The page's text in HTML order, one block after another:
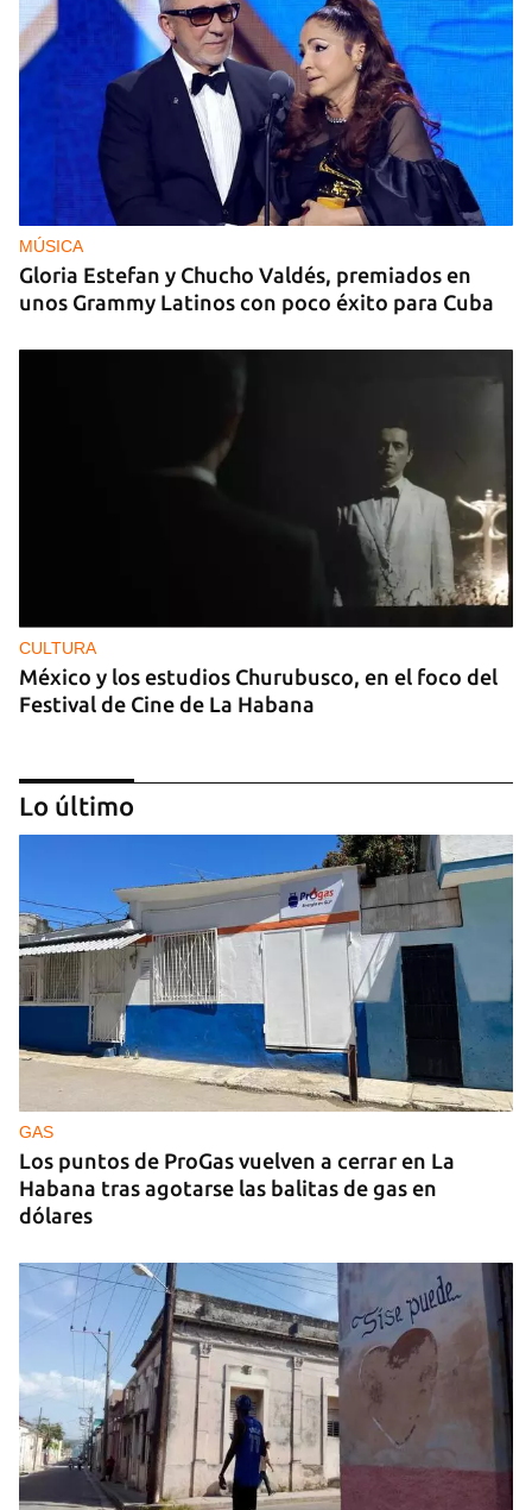
MÚSICA
Gloria Estefan y Chucho Valdés, premiados en
unos Grammy Latinos con poco éxito para Cuba
CULTURA
México y los estudios Churubusco, en el foco del
Festival de Cine de La Habana
MÚSICA
Un público enamorado de Celia Cruz desafía la
censura en un homenaje en La Habana
Lo último
GAS
Los puntos de ProGas vuelven a cerrar en La
Habana tras agotarse las balitas de gas en
dólares